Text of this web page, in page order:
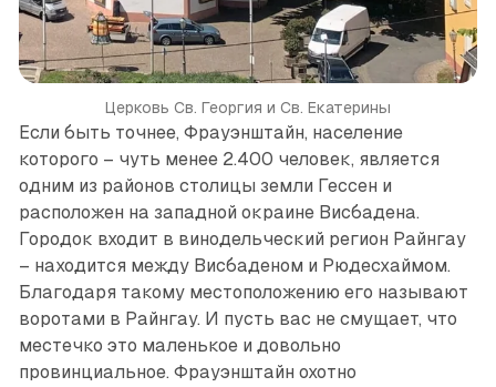
Церковь Св. Георгия и Св. Екатерины
Если быть точнее, Фрауэнштайн, население
которого – чуть менее 2.400 человек, является
одним из районов столицы земли Гессен и
расположен на западной окраине Висбадена.
Городок входит в винодельческий регион Райнгау
– находится между Висбаденом и Рюдесхаймом.
Благодаря такому местоположению его называют
воротами в Райнгау. И пусть вас не смущает, что
местечко это маленькое и довольно
провинциальное. Фрауэнштайн охотно